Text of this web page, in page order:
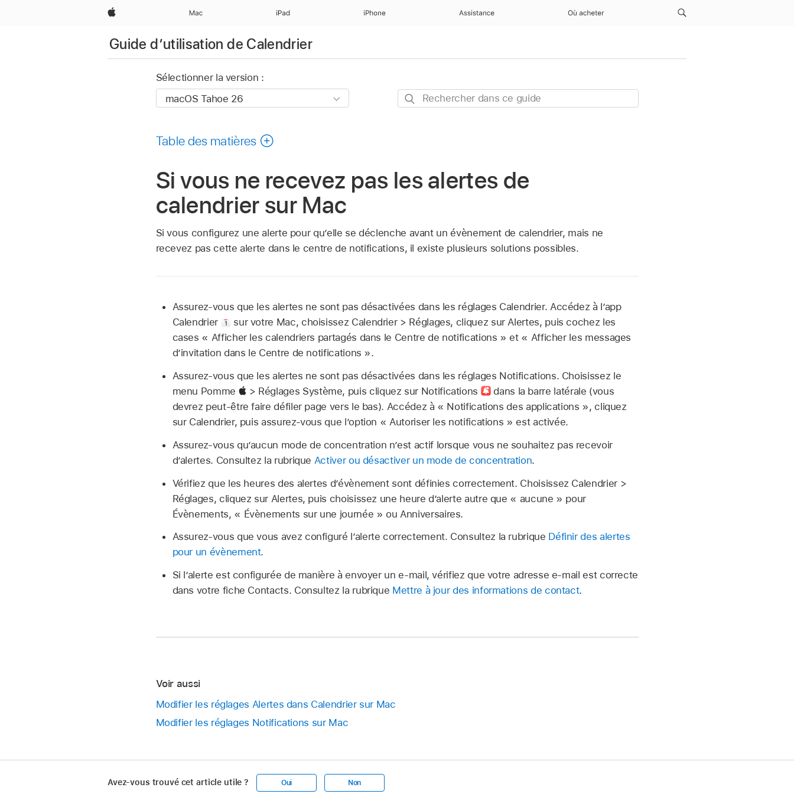
Apple Mac iPad iPhone Assistance Où acheter
Guide d’utilisation de Calendrier
Sélectionner la version :
Rechercher
Table des matières
Si vous ne recevez pas les alertes de
calendrier sur Mac
Si vous configurez une alerte pour qu’elle se déclenche avant un évènement de calendrier, mais ne
recevez pas cette alerte dans le centre de notifications, il existe plusieurs solutions possibles.
Assurez-vous que les alertes ne sont pas désactivées dans les réglages Calendrier. Accédez à l’app
Calendrier
sur votre Mac, choisissez Calendrier > Réglages, cliquez sur Alertes, puis cochez les
cases « Afficher les calendriers partagés dans le Centre de notifications » et « Afficher les messages
d’invitation dans le Centre de notifications ».
Assurez-vous que les alertes ne sont pas désactivées dans les réglages Notifications. Choisissez le
menu Pomme
> Réglages Système, puis cliquez sur Notifications
dans la barre latérale (vous
devrez peut-être faire défiler page vers le bas). Accédez à « Notifications des applications », cliquez
sur Calendrier, puis assurez-vous que l’option « Autoriser les notifications » est activée.
Assurez-vous qu’aucun mode de concentration n’est actif lorsque vous ne souhaitez pas recevoir
d’alertes. Consultez la rubrique Activer ou désactiver un mode de concentration.
Vérifiez que les heures des alertes d’évènement sont définies correctement. Choisissez Calendrier >
Réglages, cliquez sur Alertes, puis choisissez une heure d’alerte autre que « aucune » pour
Évènements, « Évènements sur une journée » ou Anniversaires.
Assurez-vous que vous avez configuré l’alerte correctement. Consultez la rubrique Définir des alertes
pour un évènement.
Si l’alerte est configurée de manière à envoyer un e-mail, vérifiez que votre adresse e-mail est correcte
dans votre fiche Contacts. Consultez la rubrique Mettre à jour des informations de contact.
Voir aussi
Modifier les réglages Alertes dans Calendrier sur Mac
Modifier les réglages Notifications sur Mac
Avez-vous trouvé cet article utile ? Oui Non